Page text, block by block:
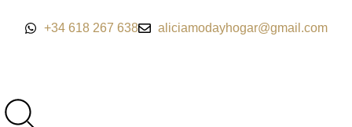
+34 618 267 638 aliciamodayhogar@gmail.com